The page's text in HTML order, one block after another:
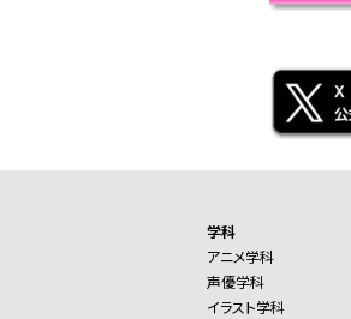
学科
アニメ学科
声優学科
イラスト学科